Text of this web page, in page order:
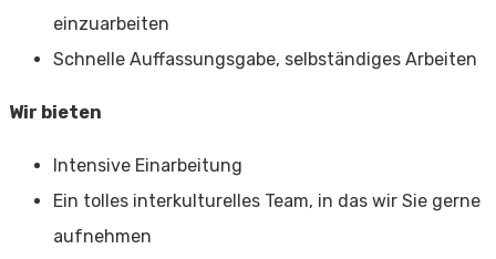
einzuarbeiten
Schnelle Auffassungsgabe, selbständiges Arbeiten
Wir bieten
Intensive Einarbeitung
Ein tolles interkulturelles Team, in das wir Sie gerne
aufnehmen